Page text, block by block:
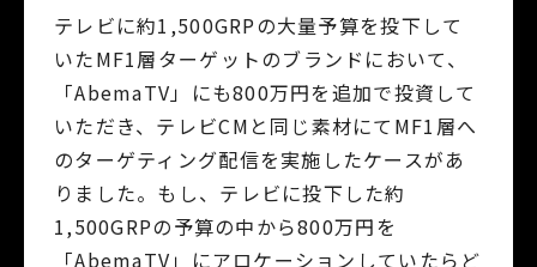
テレビに約1,500GRPの大量予算を投下して
いたMF1層ターゲットのブランドにおいて、
「AbemaTV」にも800万円を追加で投資して
いただき、テレビCMと同じ素材にてMF1層へ
のターゲティング配信を実施したケースがあ
りました。もし、テレビに投下した約
1,500GRPの予算の中から800万円を
「AbemaTV」にアロケーションしていたらど